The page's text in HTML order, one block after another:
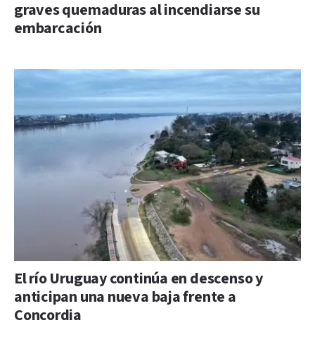
graves quemaduras al incendiarse su
embarcación
El río Uruguay continúa en descenso y
anticipan una nueva baja frente a
Concordia